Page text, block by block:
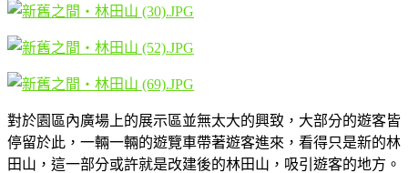
對於園區內廣場上的展示區並無太大的興致，大部分的遊客皆
停留於此，一輛一輛的遊覽車帶著遊客進來，看得只是新的林
田山，這一部分或許就是改建後的林田山，吸引遊客的地方。